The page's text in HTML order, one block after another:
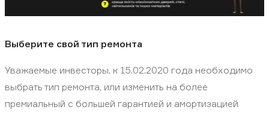
Заказать консультацию
Выберите свой тип ремонта
Уважаемые инвесторы, к 15.02.2020 года необходимо
выбрать тип ремонта, или изменить на более
премиальный с большей гарантией и амортизацией